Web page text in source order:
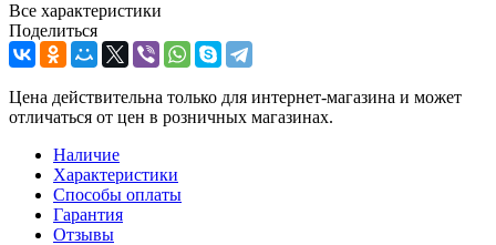
Все характеристики
Поделиться
Цена действительна только для интернет-магазина и может
отличаться от цен в розничных магазинах.
Наличие
Характеристики
Способы оплаты
Гарантия
Отзывы